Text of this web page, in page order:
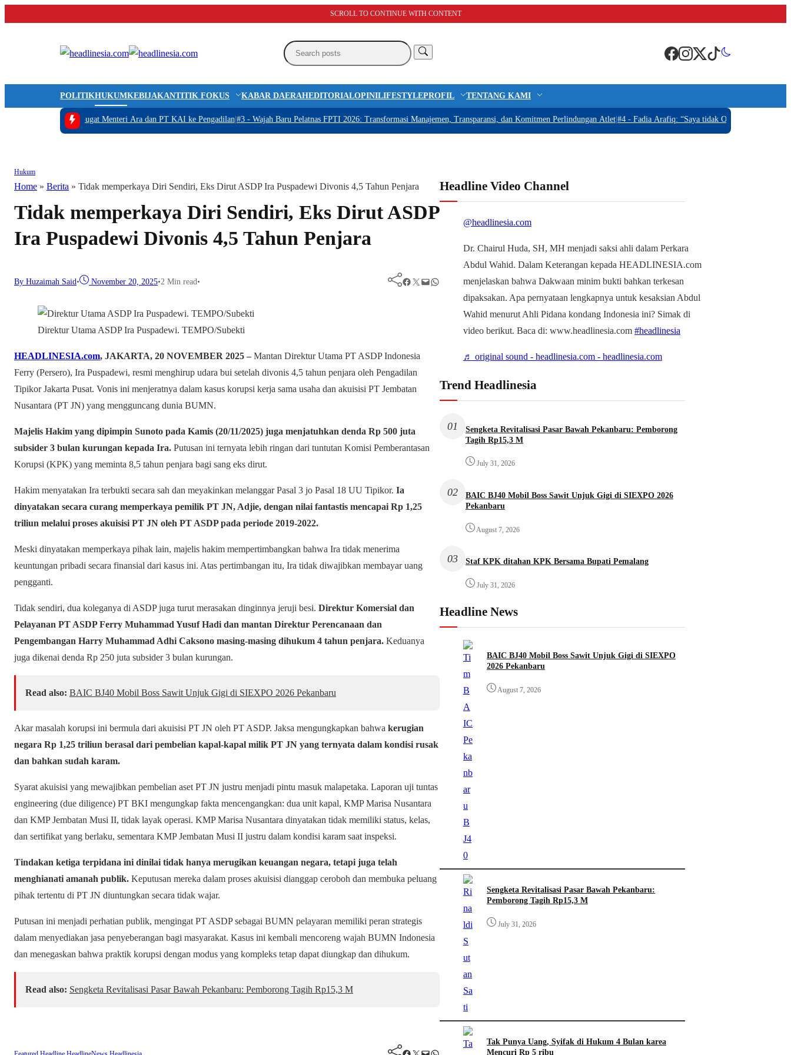
SCROLL TO CONTINUE WITH CONTENT
POLITIKHUKUMKEBIJAKANTITIK FOKUS KABAR DAERAHEDITORIALOPINILIFESTYLEPROFIL TENTANG KAMI
Hercules Gugat Menteri Ara dan PT KAI ke Pengadilan|#3 -Wajah Baru Pelatnas FPTI 2026: Transformasi Manajemen, Transparansi, dan Komitmen Perlindungan Atlet|#4 -Fadia Arafiq: “Saya tidak OTT, Tidak ada Barang
Hukum
Home » Berita » Tidak memperkaya Diri Sendiri, Eks Dirut ASDP Ira Puspadewi Divonis 4,5 Tahun Penjara
Tidak memperkaya Diri Sendiri, Eks Dirut ASDP
Ira Puspadewi Divonis 4,5 Tahun Penjara
By Huzaimah Said• November 20, 2025•2 Min read• Facebook Twitter Mail WhatsApp
Direktur Utama ASDP Ira Puspadewi. TEMPO/Subekti
HEADLINESIA.com, JAKARTA, 20 NOVEMBER 2025 – Mantan Direktur Utama PT ASDP Indonesia
Ferry (Persero), Ira Puspadewi, resmi menghirup udara bui setelah divonis 4,5 tahun penjara oleh Pengadilan
Tipikor Jakarta Pusat. Vonis ini menjeratnya dalam kasus korupsi kerja sama usaha dan akuisisi PT Jembatan
Nusantara (PT JN) yang mengguncang dunia BUMN.
Majelis Hakim yang dipimpin Sunoto pada Kamis (20/11/2025) juga menjatuhkan denda Rp 500 juta
subsider 3 bulan kurungan kepada Ira. Putusan ini ternyata lebih ringan dari tuntutan Komisi Pemberantasan
Korupsi (KPK) yang meminta 8,5 tahun penjara bagi sang eks dirut.
Hakim menyatakan Ira terbukti secara sah dan meyakinkan melanggar Pasal 3 jo Pasal 18 UU Tipikor. Ia
dinyatakan secara curang memperkaya pemilik PT JN, Adjie, dengan nilai fantastis mencapai Rp 1,25
triliun melalui proses akuisisi PT JN oleh PT ASDP pada periode 2019-2022.
Meski dinyatakan memperkaya pihak lain, majelis hakim mempertimbangkan bahwa Ira tidak menerima
keuntungan pribadi secara finansial dari kasus ini. Atas pertimbangan itu, Ira tidak diwajibkan membayar uang
pengganti.
Tidak sendiri, dua koleganya di ASDP juga turut merasakan dinginnya jeruji besi. Direktur Komersial dan
Pelayanan PT ASDP Ferry Muhammad Yusuf Hadi dan mantan Direktur Perencanaan dan
Pengembangan Harry Muhammad Adhi Caksono masing-masing dihukum 4 tahun penjara. Keduanya
juga dikenai denda Rp 250 juta subsider 3 bulan kurungan.
Read also: BAIC BJ40 Mobil Boss Sawit Unjuk Gigi di SIEXPO 2026 Pekanbaru
Akar masalah korupsi ini bermula dari akuisisi PT JN oleh PT ASDP. Jaksa mengungkapkan bahwa kerugian
negara Rp 1,25 triliun berasal dari pembelian kapal-kapal milik PT JN yang ternyata dalam kondisi rusak
dan bahkan sudah karam.
Syarat akuisisi yang mewajibkan pembelian aset PT JN justru menjadi pintu masuk malapetaka. Laporan uji tuntas
engineering (due diligence) PT BKI mengungkap fakta mencengangkan: dua unit kapal, KMP Marisa Nusantara
dan KMP Jembatan Musi II, tidak layak operasi. KMP Marisa Nusantara dinyatakan tidak memiliki status, kelas,
dan sertifikat yang berlaku, sementara KMP Jembatan Musi II justru dalam kondisi karam saat inspeksi.
Tindakan ketiga terpidana ini dinilai tidak hanya merugikan keuangan negara, tetapi juga telah
menghianati amanah publik. Keputusan mereka dalam proses akuisisi dianggap ceroboh dan membuka peluang
pihak tertentu di PT JN diuntungkan secara tidak wajar.
Putusan ini menjadi perhatian publik, mengingat PT ASDP sebagai BUMN pelayaran memiliki peran strategis
dalam menyediakan jasa penyeberangan bagi masyarakat. Kasus ini kembali mencoreng wajah BUMN Indonesia
dan menegaskan bahwa praktik korupsi dengan modus yang kompleks tetap dapat diungkap dan dihukum.
Read also: Sengketa Revitalisasi Pasar Bawah Pekanbaru: Pemborong Tagih Rp15,3 M
Facebook Twitter Mail WhatsApp
Headline Video Channel
@headlinesia.com
Dr. Chairul Huda, SH, MH menjadi saksi ahli dalam Perkara
Abdul Wahid. Dalam Keterangan kepada HEADLINESIA.com
menjelaskan bahwa Dakwaan minim bukti bahkan terkesan
dipaksakan. Apa pernyataan lengkapnya untuk kesaksian Abdul
Wahid menurut Ahli Pidana kondang Indonesia ini? Simak di
video berikut. Baca di: www.headlinesia.com #headlinesia
♬ original sound - headlinesia.com - headlinesia.com
Trend Headlinesia
01
Sengketa Revitalisasi Pasar Bawah Pekanbaru: Pemborong
Tagih Rp15,3 M
July 31, 2026
02
BAIC BJ40 Mobil Boss Sawit Unjuk Gigi di SIEXPO 2026
Pekanbaru
August 7, 2026
03 Staf KPK ditahan KPK Bersama Bupati Pemalang
July 31, 2026
Headline News
BAIC BJ40 Mobil Boss Sawit Unjuk Gigi di SIEXPO
2026 Pekanbaru
August 7, 2026
Sengketa Revitalisasi Pasar Bawah Pekanbaru:
Pemborong Tagih Rp15,3 M
July 31, 2026
Tak Punya Uang, Syifak di Hukum 4 Bulan karea
Mencuri Rp 5 ribu